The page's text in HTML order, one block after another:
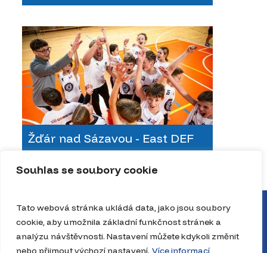
Souhlas se soubory cookie
Tato webová stránka ukládá data, jako jsou soubory
cookie, aby umožnila základní funkčnost stránek a
analýzu návštěvnosti. Nastavení můžete kdykoli změnit
nebo přijmout výchozí nastavení. Více informací
Žďár nad Sázavou - East DEF